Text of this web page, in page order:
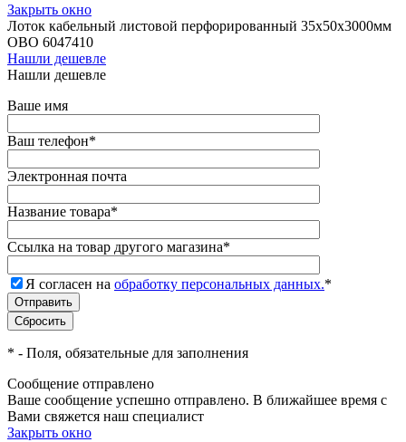
Закрыть окно
Лоток кабельный листовой перфорированный 35х50х3000мм
OBO 6047410
Нашли дешевле
Нашли дешевле
Ваше имя
Ваш телефон*
Электронная почта
Название товара*
Ссылка на товар другого магазина*
Я согласен на обработку персональных данных.*
* - Поля, обязательные для заполнения
Сообщение отправлено
Ваше сообщение успешно отправлено. В ближайшее время с
Вами свяжется наш специалист
Закрыть окно